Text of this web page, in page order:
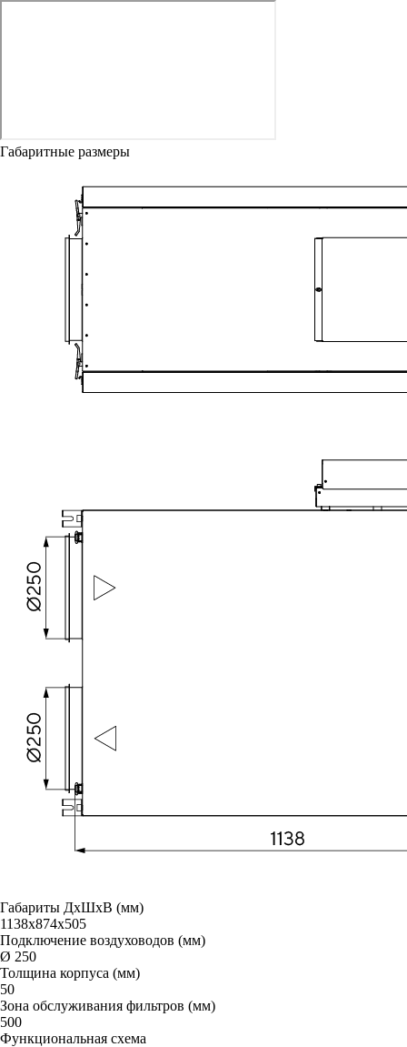
Габаритные размеры
Габариты ДxШxВ (мм)
1138х874х505
Подключение воздуховодов (мм)
Ø 250
Толщина корпуса (мм)
50
Зона обслуживания фильтров (мм)
500
Функциональная схема